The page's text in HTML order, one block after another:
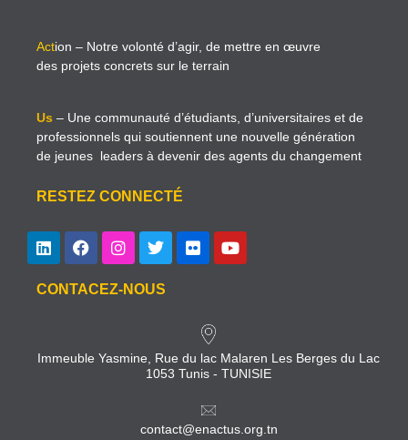
Action – Notre volonté d’agir, de mettre en œuvre
des projets concrets sur le terrain
Us – Une communauté d’étudiants, d’universitaires et de
professionnels qui soutiennent une nouvelle génération
de jeunes leaders à devenir des agents du changement
RESTEZ CONNECTÉ
CONTACEZ-NOUS
Immeuble Yasmine, Rue du lac Malaren Les Berges du Lac
1053 Tunis - TUNISIE
contact@enactus.org.tn